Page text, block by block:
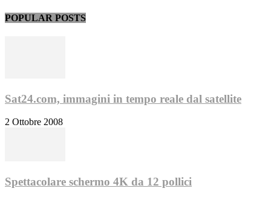
POPULAR POSTS
Sat24.com, immagini in tempo reale dal satellite
2 Ottobre 2008
Spettacolare schermo 4K da 12 pollici